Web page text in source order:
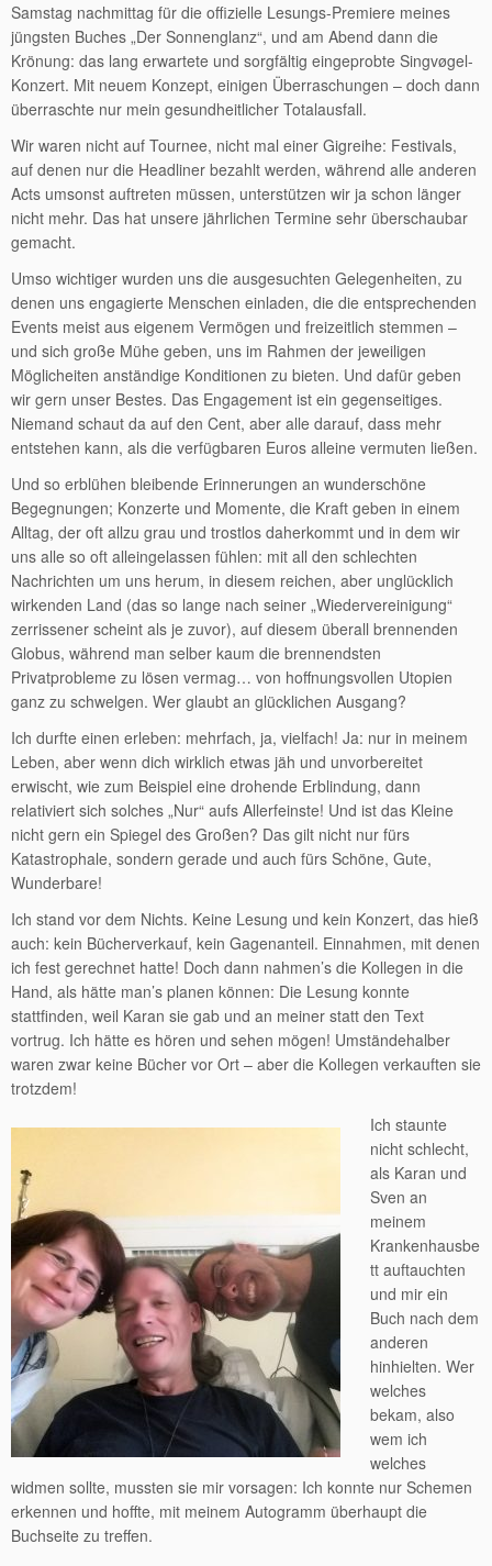
Samstag nachmittag für die offizielle Lesungs-Premiere meines
jüngsten Buches „Der Sonnenglanz“, und am Abend dann die
Krönung: das lang erwartete und sorgfältig eingeprobte Singvøgel-
Konzert. Mit neuem Konzept, einigen Überraschungen – doch dann
überraschte nur mein gesundheitlicher Totalausfall.
Wir waren nicht auf Tournee, nicht mal einer Gigreihe: Festivals,
auf denen nur die Headliner bezahlt werden, während alle anderen
Acts umsonst auftreten müssen, unterstützen wir ja schon länger
nicht mehr. Das hat unsere jährlichen Termine sehr überschaubar
gemacht.
Umso wichtiger wurden uns die ausgesuchten Gelegenheiten, zu
denen uns engagierte Menschen einladen, die die entsprechenden
Events meist aus eigenem Vermögen und freizeitlich stemmen –
und sich große Mühe geben, uns im Rahmen der jeweiligen
Möglicheiten anständige Konditionen zu bieten. Und dafür geben
wir gern unser Bestes. Das Engagement ist ein gegenseitiges.
Niemand schaut da auf den Cent, aber alle darauf, dass mehr
entstehen kann, als die verfügbaren Euros alleine vermuten ließen.
Und so erblühen bleibende Erinnerungen an wunderschöne
Begegnungen; Konzerte und Momente, die Kraft geben in einem
Alltag, der oft allzu grau und trostlos daherkommt und in dem wir
uns alle so oft alleingelassen fühlen: mit all den schlechten
Nachrichten um uns herum, in diesem reichen, aber unglücklich
wirkenden Land (das so lange nach seiner „Wiedervereinigung“
zerrissener scheint als je zuvor), auf diesem überall brennenden
Globus, während man selber kaum die brennendsten
Privatprobleme zu lösen vermag… von hoffnungsvollen Utopien
ganz zu schwelgen. Wer glaubt an glücklichen Ausgang?
Ich durfte einen erleben: mehrfach, ja, vielfach! Ja: nur in meinem
Leben, aber wenn dich wirklich etwas jäh und unvorbereitet
erwischt, wie zum Beispiel eine drohende Erblindung, dann
relativiert sich solches „Nur“ aufs Allerfeinste! Und ist das Kleine
nicht gern ein Spiegel des Großen? Das gilt nicht nur fürs
Katastrophale, sondern gerade und auch fürs Schöne, Gute,
Wunderbare!
Ich stand vor dem Nichts. Keine Lesung und kein Konzert, das hieß
auch: kein Bücherverkauf, kein Gagenanteil. Einnahmen, mit denen
ich fest gerechnet hatte! Doch dann nahmen’s die Kollegen in die
Hand, als hätte man’s planen können: Die Lesung konnte
stattfinden, weil Karan sie gab und an meiner statt den Text
vortrug. Ich hätte es hören und sehen mögen! Umständehalber
waren zwar keine Bücher vor Ort – aber die Kollegen verkauften sie
trotzdem!
Ich staunte
nicht schlecht,
als Karan und
Sven an
meinem
Krankenhausbe
tt auftauchten
und mir ein
Buch nach dem
anderen
hinhielten. Wer
welches
bekam, also
wem ich
welches
widmen sollte, mussten sie mir vorsagen: Ich konnte nur Schemen
erkennen und hoffte, mit meinem Autogramm überhaupt die
Buchseite zu treffen.